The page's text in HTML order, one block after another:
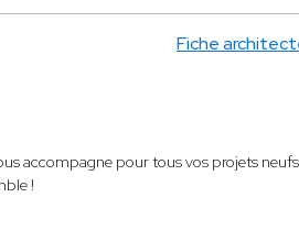
Fiche
accompagne pour tous vos projets neufs
!